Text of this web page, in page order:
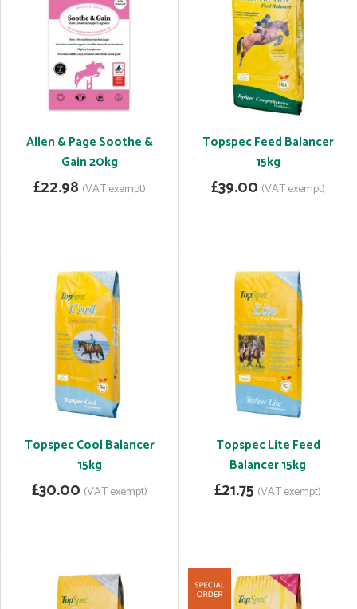
Allen & Page Soothe &
Gain 20kg
£22.98 (VAT exempt)
Topspec Feed Balancer
15kg
£39.00 (VAT exempt)
Topspec Cool Balancer
15kg
£30.00 (VAT exempt)
Topspec Lite Feed
Balancer 15kg
£21.75 (VAT exempt)